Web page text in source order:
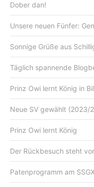
Dober dan!
Unsere neuen Fünfer:
Sonnige Grüße aus
Täglich spannende
Prinz Owi lernt König in
Neue SV gewählt (2023/
Prinz Owi lernt König
Der Rückbesuch steht
Patenprogramm am SSGX